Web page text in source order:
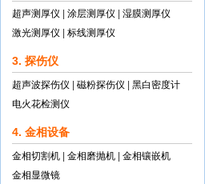
超声测厚仪 涂层测厚仪
湿膜测厚仪
激光测厚仪
标线测厚仪
3. 探伤仪
超声波探伤仪 磁粉探伤仪
黑白密度计
电火花检测仪
4. 金相设备
金相切割机 金相磨抛机
金相镶嵌机
金相显微镜